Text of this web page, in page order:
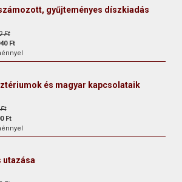
gyűjteményes díszkiadás
Ft
Ft
és magyar kapcsolataik
Ft
utazása